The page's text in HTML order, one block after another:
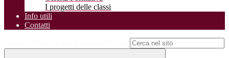
I progetti delle classi
Info utili
Contatti